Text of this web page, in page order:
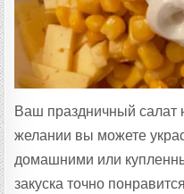
Ваш праздничный салат
желании вы можете
домашними или
закуска точно